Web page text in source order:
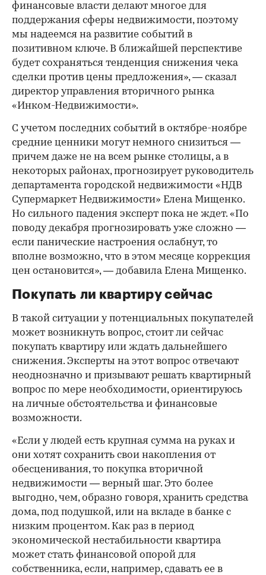
финансовые власти делают многое для
поддержания сферы недвижимости, поэтому
мы надеемся на развитие событий в
позитивном ключе. В ближайшей перспективе
будет сохраняться тенденция снижения чека
сделки против цены предложения», — сказал
директор управления вторичного рынка
«Инком-Недвижимости».
С учетом последних событий в октябре-ноябре
средние ценники могут немного снизиться —
причем даже не на всем рынке столицы, а в
некоторых районах, прогнозирует руководитель
департамента городской недвижимости «НДВ
Супермаркет Недвижимости» Елена Мищенко.
Но сильного падения эксперт пока не ждет. «По
поводу декабря прогнозировать уже сложно —
если панические настроения ослабнут, то
вполне возможно, что в этом месяце коррекция
цен остановится», — добавила Елена Мищенко.
Покупать ли квартиру сейчас
В такой ситуации у потенциальных покупателей
может возникнуть вопрос, стоит ли сейчас
покупать квартиру или ждать дальнейшего
снижения. Эксперты на этот вопрос отвечают
неоднозначно и призывают решать квартирный
вопрос по мере необходимости, ориентируюсь
на личные обстоятельства и финансовые
возможности.
«Если у людей есть крупная сумма на руках и
они хотят сохранить свои накопления от
обесценивания, то покупка вторичной
недвижимости — верный шаг. Это более
выгодно, чем, образно говоря, хранить средства
дома, под подушкой, или на вкладе в банке с
низким процентом. Как раз в период
экономической нестабильности квартира
может стать финансовой опорой для
собственника, если, например, сдавать ее в